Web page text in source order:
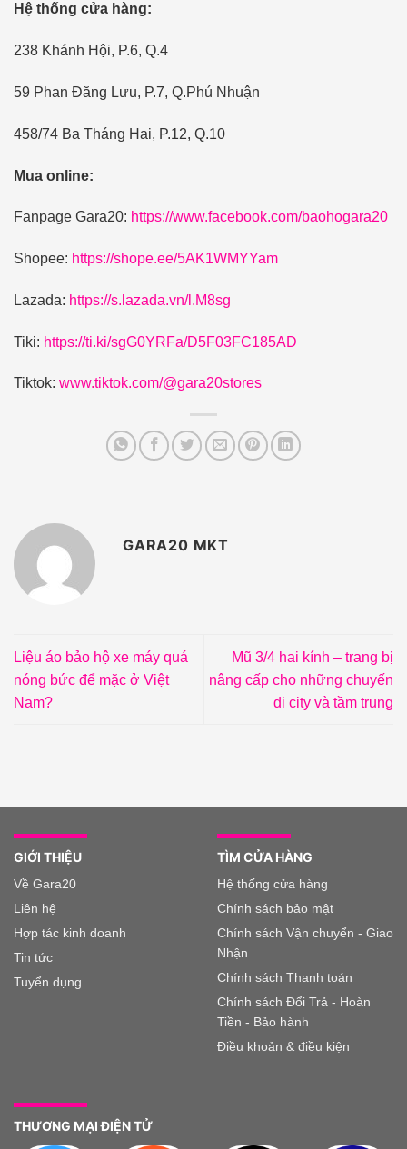
Hệ thống cửa hàng:
238 Khánh Hội, P.6, Q.4
59 Phan Đăng Lưu, P.7, Q.Phú Nhuận
458/74 Ba Tháng Hai, P.12, Q.10
Mua online:
Fanpage Gara20: https://www.facebook.com/baohogara20
Shopee: https://shope.ee/5AK1WMYYam
Lazada: https://s.lazada.vn/l.M8sg
Tiki: https://ti.ki/sgG0YRFa/D5F03FC185AD
Tiktok: www.tiktok.com/@gara20stores
GARA20 MKT
Liệu áo bảo hộ xe máy quá
nóng bức để mặc ở Việt
Nam?
Mũ 3/4 hai kính – trang bị
nâng cấp cho những chuyến
đi city và tầm trung
GIỚI THIỆU
Về Gara20
Liên hệ
Hợp tác kinh doanh
Tin tức
Tuyển dụng
TÌM CỬA HÀNG
Hệ thống cửa hàng
Chính sách bảo mật
Chính sách Vận chuyển - Giao
Nhận
Chính sách Thanh toán
Chính sách Đổi Trả - Hoàn
Tiền - Bảo hành
Điều khoản & điều kiện
THƯƠNG MẠI ĐIỆN TỬ